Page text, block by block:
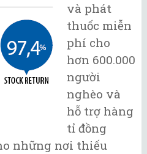
và phát
thuốc miễn
phí cho
hơn 600.000
người
nghèo và
hỗ trợ hàng
tỉ đồng
những nơi thiếu